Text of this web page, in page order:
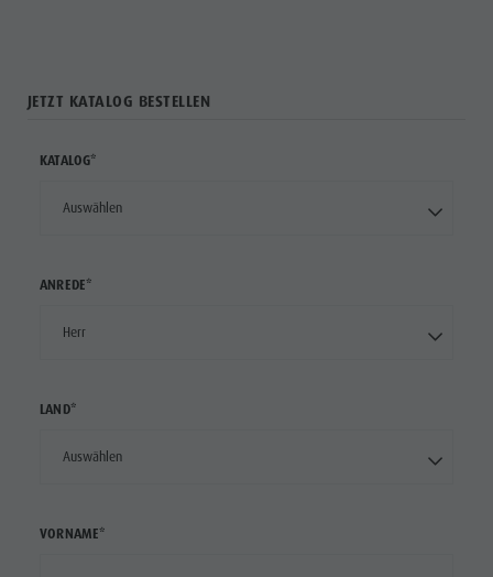
JETZT KATALOG BESTELLEN
KATALOG*
ANREDE*
LAND*
VORNAME*